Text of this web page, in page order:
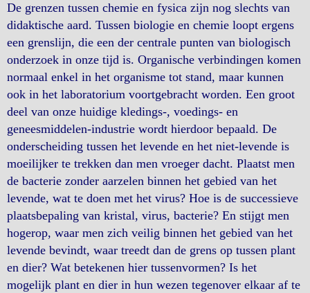
De grenzen tussen chemie en fysica zijn nog slechts van
didaktische aard. Tussen biologie en chemie loopt ergens
een grenslijn, die een der centrale punten van biologisch
onderzoek in onze tijd is. Organische verbindingen komen
normaal enkel in het organisme tot stand, maar kunnen
ook in het laboratorium voortgebracht worden. Een groot
deel van onze huidige kledings-, voedings- en
geneesmiddelen-industrie wordt hierdoor bepaald. De
onderscheiding tussen het levende en het niet-levende is
moeilijker te trekken dan men vroeger dacht. Plaatst men
de bacterie zonder aarzelen binnen het gebied van het
levende, wat te doen met het virus? Hoe is de successieve
plaatsbepaling van kristal, virus, bacterie? En stijgt men
hogerop, waar men zich veilig binnen het gebied van het
levende bevindt, waar treedt dan de grens op tussen plant
en dier? Wat betekenen hier tussenvormen? Is het
mogelijk plant en dier in hun wezen tegenover elkaar af te